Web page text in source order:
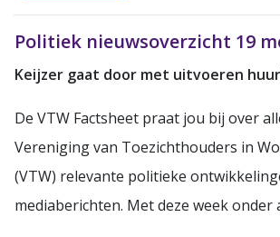
Politiek nieuwsoverzicht 19
Keijzer gaat door met uitvoeren
De VTW Factsheet praat jou bij over
Vereniging van Toezichthouders in
(VTW) relevante politieke
mediaberichten. Met deze week onder